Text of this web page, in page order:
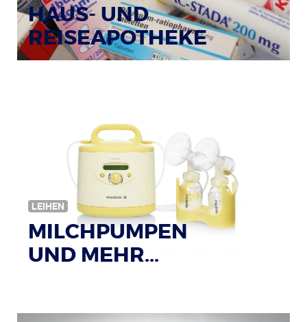
HAUS- UND
REISEAPOTHEKE
Bildquelle: © Tim Reckmann / pixelio.de
LEIHEN
MILCHPUMPEN
UND MEHR...